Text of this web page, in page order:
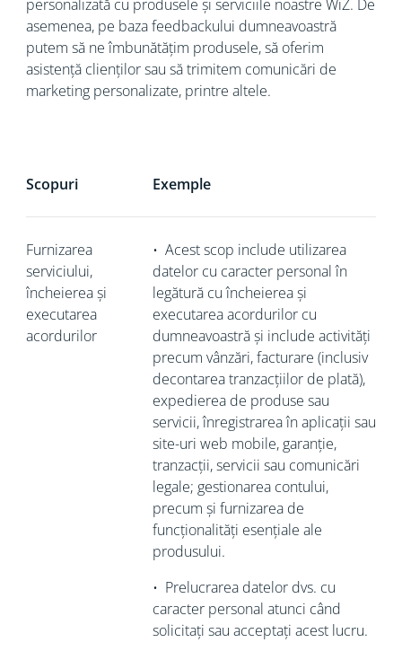
personalizată cu produsele și serviciile noastre WiZ. De
asemenea, pe baza feedbackului dumneavoastră
putem să ne îmbunătățim produsele, să oferim
asistență clienților sau să trimitem comunicări de
marketing personalizate, printre altele.
Scopuri Exemple
Furnizarea
serviciului,
încheierea și
executarea
acordurilor
• Acest scop include utilizarea
datelor cu caracter personal în
legătură cu încheierea și
executarea acordurilor cu
dumneavoastră și include activități
precum vânzări, facturare (inclusiv
decontarea tranzacțiilor de plată),
expedierea de produse sau
servicii, înregistrarea în aplicații sau
site-uri web mobile, garanție,
tranzacții, servicii sau comunicări
legale; gestionarea contului,
precum și furnizarea de
funcționalități esențiale ale
produsului.
• Prelucrarea datelor dvs. cu
caracter personal atunci când
solicitați sau acceptați acest lucru.